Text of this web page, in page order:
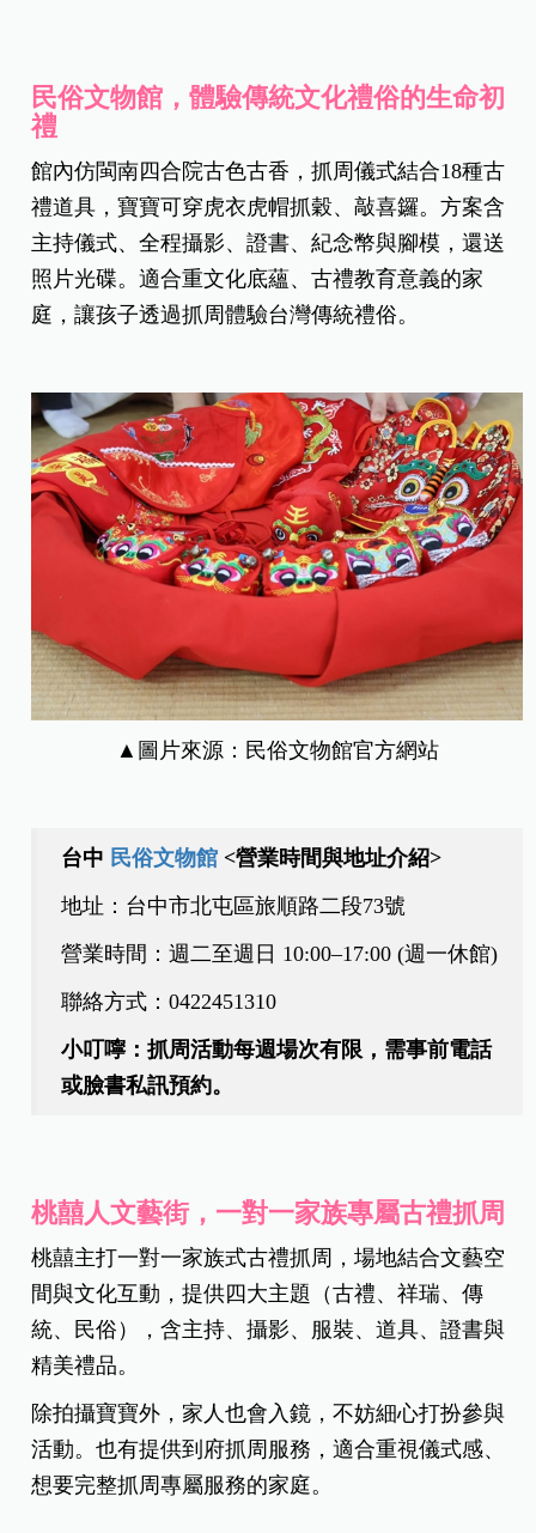
民俗文物館，體驗傳統文化禮俗的生命初
禮
館內仿閩南四合院古色古香，抓周儀式結合18種古
禮道具，寶寶可穿虎衣虎帽抓穀、敲喜鑼。方案含
主持儀式、全程攝影、證書、紀念幣與腳模，還送
照片光碟。適合重文化底蘊、古禮教育意義的家
庭，讓孩子透過抓周體驗台灣傳統禮俗。
▲圖片來源：民俗文物館官方網站
台中 民俗文物館 <營業時間與地址介紹>
地址：台中市北屯區旅順路二段73號
營業時間：週二至週日 10:00–17:00 (週一休館)
聯絡方式：0422451310
小叮嚀：抓周活動每週場次有限，需事前電話
或臉書私訊預約。
桃囍人文藝街， 一對一家族專屬古禮抓周
桃囍主打一對一家族式古禮抓周，場地結合文藝空
間與文化互動，提供四大主題（古禮、祥瑞、傳
統、民俗），含主持、攝影、服裝、道具、證書與
精美禮品。
除拍攝寶寶外，家人也會入鏡，不妨細心打扮參與
活動。也有提供到府抓周服務，適合重視儀式感、
想要完整抓周專屬服務的家庭。